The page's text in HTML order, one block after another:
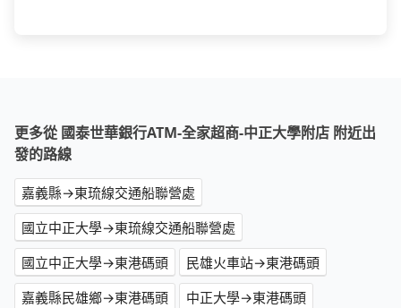
更多從 國泰世華銀行ATM-全家超商-中正大學附店 附近出
發的路線
嘉義縣→東琉線交通船聯營處
國立中正大學→東琉線交通船聯營處
國立中正大學→東港碼頭
民雄火車站→東港碼頭
嘉義縣民雄鄉→東港碼頭
中正大學→東港碼頭